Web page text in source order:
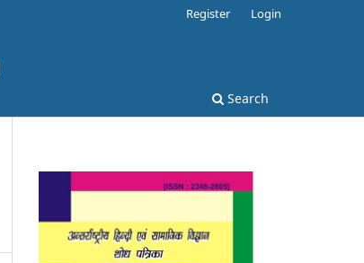
Search
Register Login